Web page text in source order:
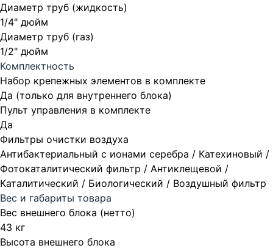
Диаметр труб (жидкость)
1/4" дюйм
Диаметр труб (газ)
1/2" дюйм
Комплектность
Набор крепежных элементов в комплекте
Да (только для внутреннего блока)
Пульт управления в комплекте
Да
Фильтры очистки воздуха
Антибактериальный с ионами серебра / Катехиновый /
Фотокаталитический фильтр / Антиклещевой /
Каталитический / Биологический / Воздушный фильтр
Вес и габариты товара
Вес внешнего блока (нетто)
43 кг
Высота внешнего блока